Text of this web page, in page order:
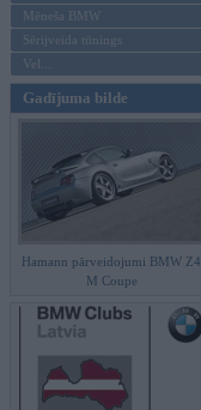
Mēneša BMW
Sērijveida tūnings
Vel...
Gadījuma bilde
Hamann pārveidojumi BMW Z4
M Coupe